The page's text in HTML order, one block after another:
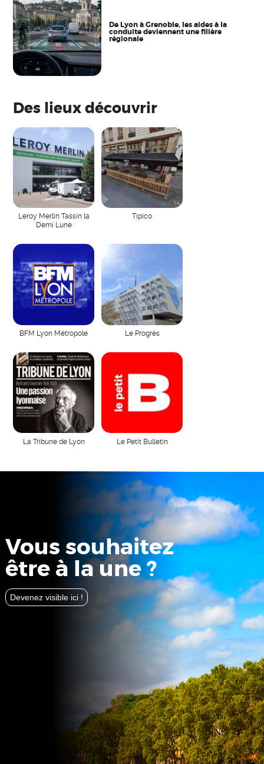
De Lyon à Grenoble, les aides à la
conduite deviennent une filière
régionale
Des lieux découvrir
Leroy Merlin Tassin la
Demi Lune
Tipico
BFM Lyon Métropole Le Progrès
La Tribune de Lyon Le Petit Bulletin
Vous souhaitez
être à la une ?
Devenez visible ici !